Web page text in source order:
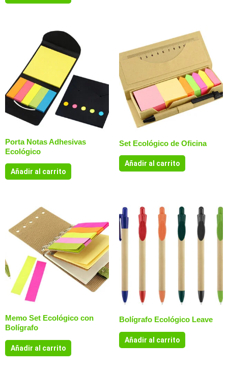
Porta Notas Adhesivas
Ecológico
Añadir al carrito
Set Ecológico de Oficina
Añadir al carrito
Memo Set Ecológico con
Bolígrafo
Añadir al carrito
Bolígrafo Ecológico Leave
Añadir al carrito